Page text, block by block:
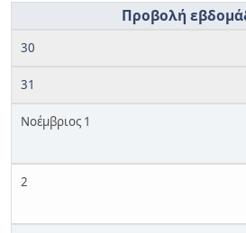
30
31
Νοέμβριος 1
2